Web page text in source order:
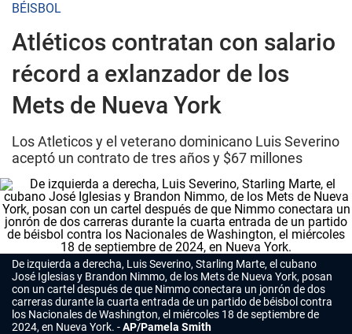
BÉISBOL
Atléticos contratan con salario
récord a exlanzador de los
Mets de Nueva York
Los Atleticos y el veterano dominicano Luis Severino
aceptó un contrato de tres años y $67 millones
De izquierda a derecha, Luis Severino, Starling Marte, el cubano
José Iglesias y Brandon Nimmo, de los Mets de Nueva York, posan
con un cartel después de que Nimmo conectara un jonrón de dos
carreras durante la cuarta entrada de un partido de béisbol contra
los Nacionales de Washington, el miércoles 18 de septiembre de
2024, en Nueva York.
AP/Pamela Smith